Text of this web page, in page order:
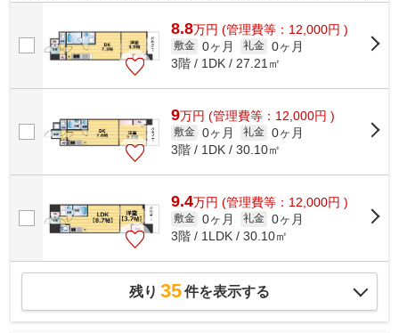
8.8万円 (管理費等：12,000円 )
敷金 0ヶ月 礼金 0ヶ月
3階 / 1DK / 27.21㎡
9万円 (管理費等：12,000円 )
敷金 0ヶ月 礼金 0ヶ月
3階 / 1DK / 30.10㎡
9.4万円 (管理費等：12,000円 )
敷金 0ヶ月 礼金 0ヶ月
3階 / 1LDK / 30.10㎡
残り 35件を表示する